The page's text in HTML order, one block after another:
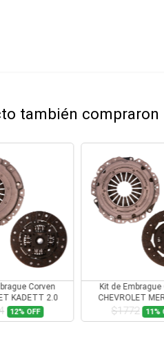
también compraron
Corven
KADETT 2.0
12% OFF
Kit de Embrague
CHEVROLET
$1772 11%